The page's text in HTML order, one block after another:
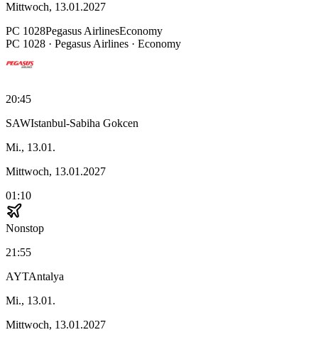
Mittwoch, 13.01.2027
PC 1028Pegasus AirlinesEconomy
PC 1028 · Pegasus Airlines · Economy
20:45
SAWIstanbul-Sabiha Gokcen
Mi., 13.01.
Mittwoch, 13.01.2027
01:10
Nonstop
21:55
AYTAntalya
Mi., 13.01.
Mittwoch, 13.01.2027